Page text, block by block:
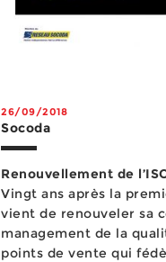
26/09/2018
Socoda
Renouvellement de
Vingt ans après la
vient de renouveler sa
management de la
points de vente qui